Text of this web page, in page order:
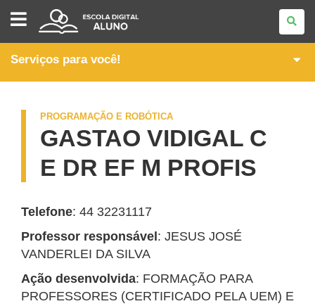
SEEDLAB
Serviços para você!
PROGRAMAÇÃO E ROBÓTICA
GASTAO VIDIGAL C
E DR EF M PROFIS
Telefone: 44 32231117
Professor responsável : JESUS JOSÉ
VANDERLEI DA SILVA
Ação desenvolvida: FORMAÇÃO PARA
PROFESSORES (CERTIFICADO PELA UEM) E